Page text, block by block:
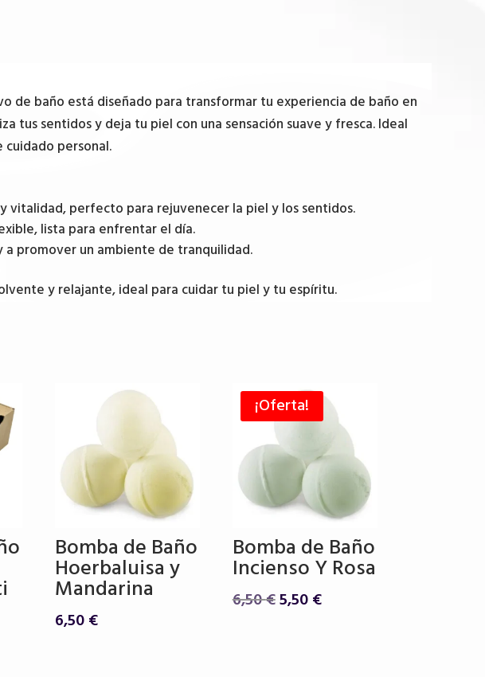
de baño está diseñado para transformar tu experiencia de baño en
tus sentidos y deja tu piel con una sensación suave y fresca. Ideal
personal.
vitalidad, perfecto para rejuvenecer la piel y los sentidos.
lista para enfrentar el día.
a promover un ambiente de tranquilidad.
y relajante, ideal para cuidar tu piel y tu espíritu.
Bomba de Baño
Hoerbaluisa y
Mandarina
6,50€
¡Oferta!
Bomba de Baño
Incienso Y Rosa
6,50€El
5,50€El